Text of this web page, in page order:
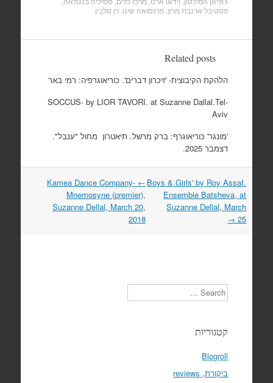
פסטיבל ארנבת מרץ, פרנסואה שינו רן סלבין
Related posts
הלהקת הקיבוצית- 'זיכרון דברים'. כוריאוגרפיה: רמי באר
SOCCUS- by LIOR TAVORI. at Suzanne Dallal.Tel-
Aviv
'מונגר' כוריאוגרף: ברק מרשל. תיאטרון מחול "ענבל".
דצמבר 2025.
Post
navigation
←
Kamea Dance Company-
Mnemosyne (premier),
Suzanne Dellal, March 20,
2018
Boys & Girls' by Roy Assaf.
Ensemble Batsheva, at
Suzanne Dellal, March
25
→
Search
קטגוריות
Blogroll
ביקורת, reviews